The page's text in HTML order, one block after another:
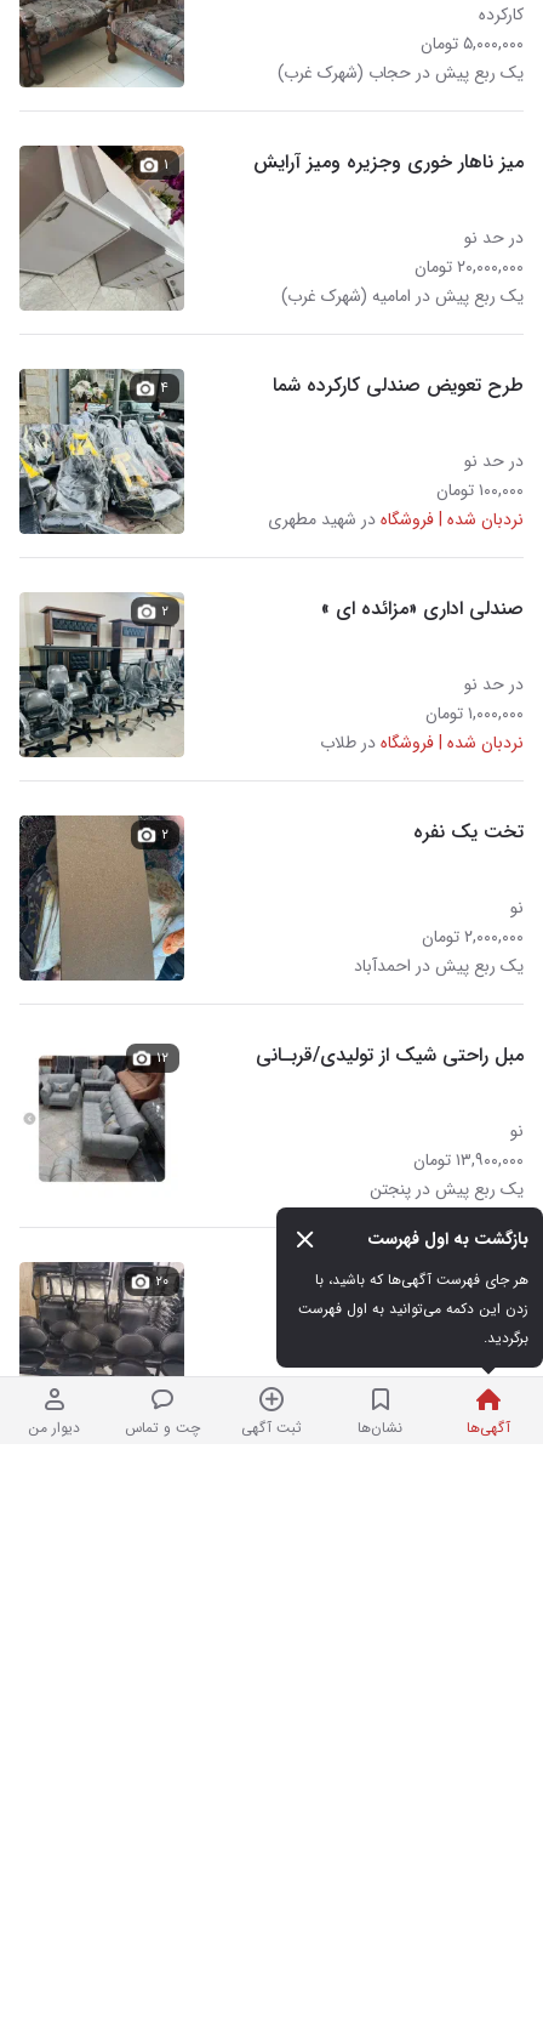
آگهی‌ها
بازگشت به اول فهرست
برگردید.
نشان‌ها ثبت آگهی چت و تماس دیوار من
کارکرده
۵,۰۰۰,۰۰۰ تومان
یک ربع پیش در حجاب (شهرک غرب)
میز ناهار خوری وجزیره ومیز آرایش
در حد نو
۲۰,۰۰۰,۰۰۰ تومان
یک ربع پیش در امامیه (شهرک غرب)
۱
طرح تعویض صندلی کارکرده شما
در حد نو
۱۰۰,۰۰۰ تومان
نردبان شده | فروشگاهدر شهید مطهری
۴
صندلی اداری «مزائده ای »
در حد نو
۱,۰۰۰,۰۰۰ تومان
نردبان شده | فروشگاهدر طلاب
۲
تخت یک نفره
نو
۲,۰۰۰,۰۰۰ تومان
یک ربع پیش در احمدآباد
۲
مبل راحتی شیک از تولیدی/قربـانی
نو
۱۳,۹۰۰,۰۰۰ تومان
یک ربع پیش در پنجتن
۱۲
صندلی انتظار
کارکرده
۱,۴۰۰,۰۰۰ تومان
نردبان شده | فروشگاهدر حسین‌آباد
۲۰